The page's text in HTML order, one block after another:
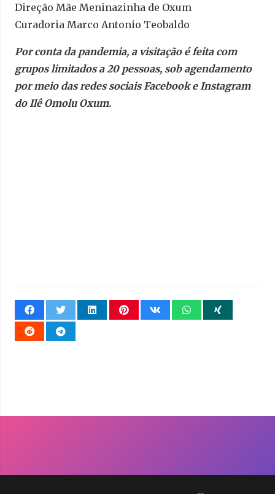
Direção Mãe Meninazinha de Oxum
Curadoria Marco Antonio Teobaldo
Por conta da pandemia, a visitação é feita com
grupos limitados a 20 pessoas, sob agendamento
por meio das redes sociais Facebook e Instagram
do Ilê Omolu Oxum.